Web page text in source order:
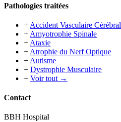
Pathologies traitées
+ Accident Vasculaire Cérébral
+ Amyotrophie Spinale
+ Ataxie
+ Atrophie du Nerf Optique
+ Autisme
+ Dystrophie Musculaire
+ Voir tout →
Contact
BBH Hospital